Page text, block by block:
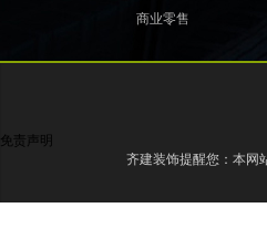
商业零售
免责声明
齐建装饰提醒您：本网